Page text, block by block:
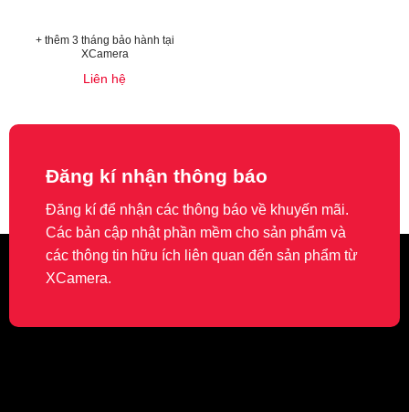
+ thêm 3 tháng bảo hành tại
XCamera
Liên hệ
Đăng kí nhận thông báo
Đăng kí để nhận các thông báo về khuyến mãi.
Các bản cập nhật phần mềm cho sản phẩm và
các thông tin hữu ích liên quan đến sản phẩm từ
XCamera.